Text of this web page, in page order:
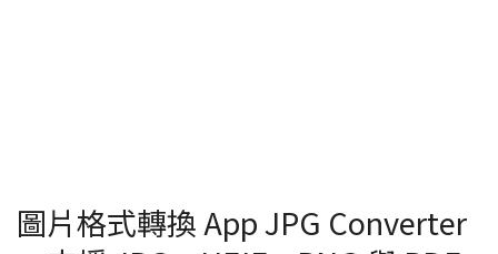
圖片格式轉換 App JPG Converter